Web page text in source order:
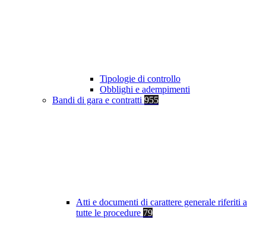
Tipologie di controllo
Obblighi e adempimenti
Bandi di gara e contratti 955
Atti e documenti di carattere generale riferiti a
tutte le procedure 79